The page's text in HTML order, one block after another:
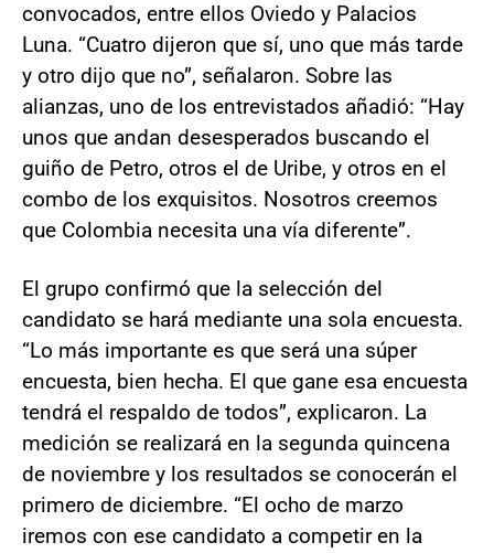
convocados, entre ellos Oviedo y Palacios
Luna. “Cuatro dijeron que sí, uno que más tarde
y otro dijo que no”, señalaron. Sobre las
alianzas, uno de los entrevistados añadió: “Hay
unos que andan desesperados buscando el
guiño de Petro, otros el de Uribe, y otros en el
combo de los exquisitos. Nosotros creemos
que Colombia necesita una vía diferente”.
El grupo confirmó que la selección del
candidato se hará mediante una sola encuesta.
“Lo más importante es que será una súper
encuesta, bien hecha. El que gane esa encuesta
tendrá el respaldo de todos”, explicaron. La
medición se realizará en la segunda quincena
de noviembre y los resultados se conocerán el
primero de diciembre. “El ocho de marzo
iremos con ese candidato a competir en la